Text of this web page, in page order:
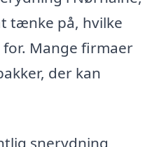
tænke på, hvilke
Mange firmaer
der kan
snerydning